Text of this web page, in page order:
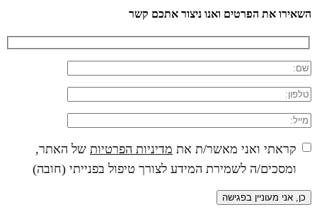
השאירו את הפרטים ואנו ניצור אתכם קשר
קראתי ואני מאשר/ת את מדיניות הפרטיות של האתר,
ומסכים/ה לשמירת המידע לצורך טיפול בפנייתי (חובה)